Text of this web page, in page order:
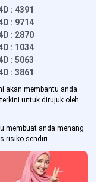
: 4391
: 9714
: 2870
: 1034
: 5063
: 3861
akan membantu anda
untuk dirujuk oleh
membuat anda menang
risiko sendiri.